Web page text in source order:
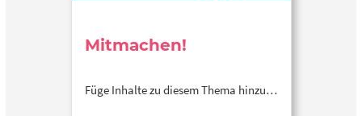
Mitmachen!
Füge Inhalte zu diesem Thema hinzu…